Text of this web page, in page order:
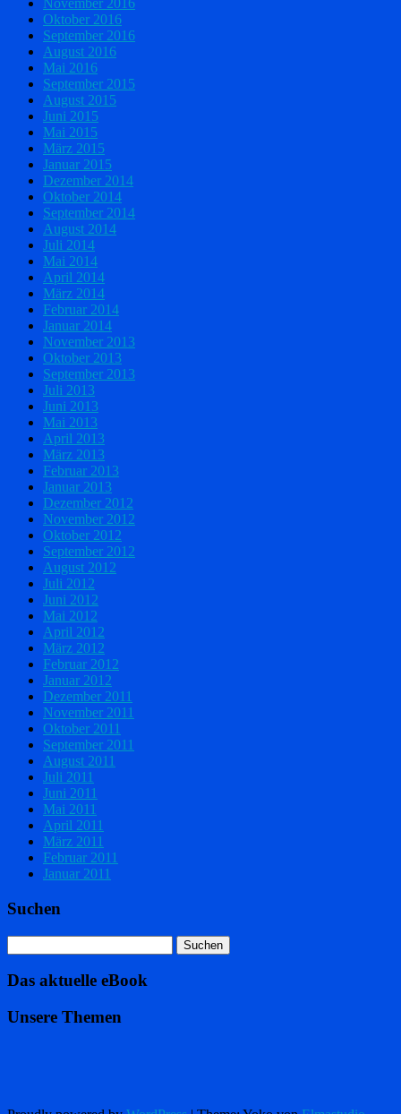
November 2016
Oktober 2016
September 2016
August 2016
Mai 2016
September 2015
August 2015
Juni 2015
Mai 2015
März 2015
Januar 2015
Dezember 2014
Oktober 2014
September 2014
August 2014
Juli 2014
Mai 2014
April 2014
März 2014
Februar 2014
Januar 2014
November 2013
Oktober 2013
September 2013
Juli 2013
Juni 2013
Mai 2013
April 2013
März 2013
Februar 2013
Januar 2013
Dezember 2012
November 2012
Oktober 2012
September 2012
August 2012
Juli 2012
Juni 2012
Mai 2012
April 2012
März 2012
Februar 2012
Januar 2012
Dezember 2011
November 2011
Oktober 2011
September 2011
August 2011
Juli 2011
Juni 2011
Mai 2011
April 2011
März 2011
Februar 2011
Januar 2011
Suchen
Das aktuelle eBook
Unsere Themen